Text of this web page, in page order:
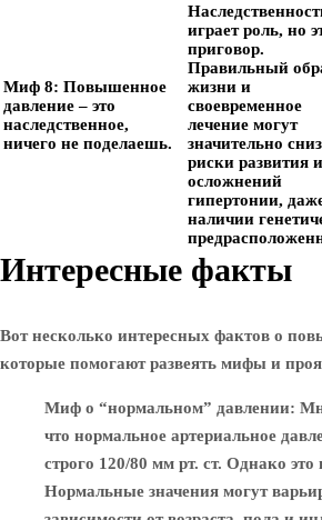
Миф 8: Повышенное
давление – это
наследственное,
ничего не поделаешь.
играет роль, но
приговор.
Правильный
жизни и
своевременное
лечение могут
значительно
риски развития и
осложнений
гипертонии,
наличии
Интересные факты
Вот несколько интересных фактов о
которые помогают развеять мифы и
Миф о “нормальном” давлении:
что нормальное артериальное
строго 120/80 мм рт. ст. Однако это
Нормальные значения могут